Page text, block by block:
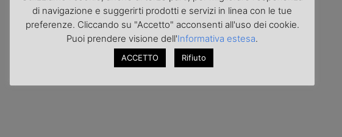
di navigazione e suggerirti prodotti e servizi in linea con le tue
preferenze. Cliccando su "Accetto" acconsenti all'uso dei cookie.
Puoi prendere visione dell'Informativa estesa.
ACCETTO Rifiuto